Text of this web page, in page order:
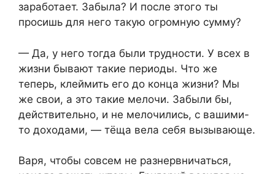
заработает. Забыла? И после этого ты
просишь для него такую огромную сумму?
— Да, у него тогда были трудности. У всех в
жизни бывают такие периоды. Что же
теперь, клеймить его до конца жизни? Мы
же свои, а это такие мелочи. Забыли бы,
действительно, и не мелочились, с вашими-
то доходами, — тёща вела себя вызывающе.
Варя, чтобы совсем не разнервничаться,